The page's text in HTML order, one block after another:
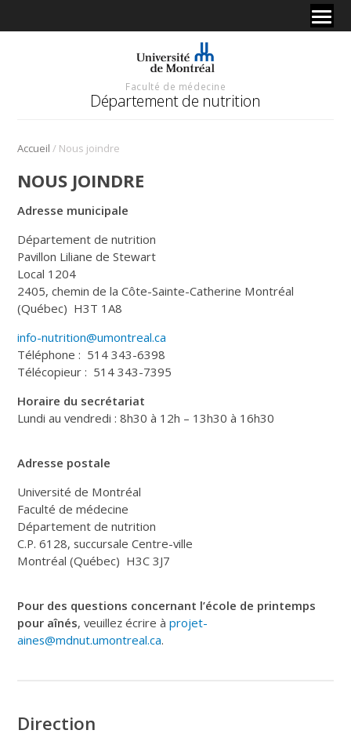
Faculté de médecine
Département de nutrition
Accueil / Nous joindre
NOUS JOINDRE
Adresse municipale
Département de nutrition
Pavillon Liliane de Stewart
Local 1204
2405, chemin de la Côte-Sainte-Catherine Montréal
(Québec) H3T 1A8
info-nutrition@umontreal.ca
Téléphone : 514 343-6398
Télécopieur : 514 343-7395
Horaire du secrétariat
Lundi au vendredi : 8h30 à 12h – 13h30 à 16h30
Adresse postale
Université de Montréal
Faculté de médecine
Département de nutrition
C.P. 6128, succursale Centre-ville
Montréal (Québec) H3C 3J7
Pour des questions concernant l’école de printemps
pour aînés, veuillez écrire àprojet-
aines@mdnut.umontreal.ca.
Direction